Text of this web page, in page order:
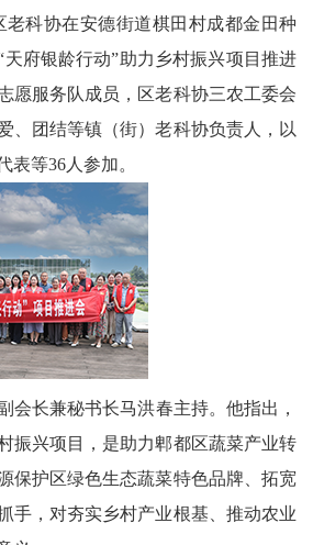
科协在安德街道棋田村成都金田种
府银龄行动”助力乡村振兴项目推进
愿服务队成员，区老科协三农工委会
、团结等镇（街）老科协负责人，以
表等36人参加。
长兼秘书长马洪春主持。他指出，
振兴项目，是助力郫都区蔬菜产业转
保护区绿色生态蔬菜特色品牌、拓宽
手，对夯实乡村产业根基、推动农业